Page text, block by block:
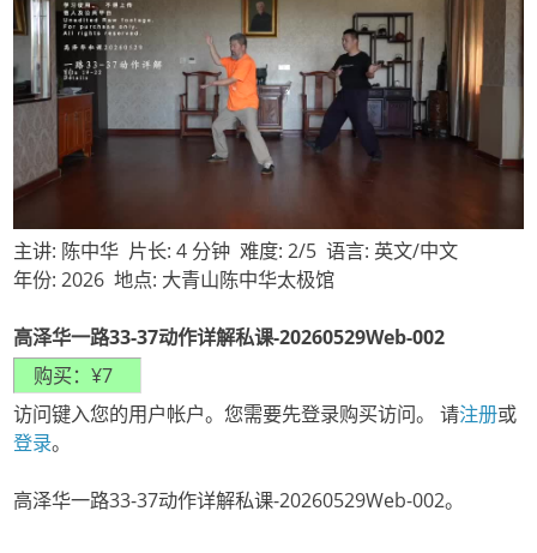
主讲: 陈中华 片长: 4 分钟 难度: 2/5 语言: 英文/中文
年份: 2026 地点: 大青山陈中华太极馆
高泽华一路33-37动作详解私课-20260529Web-002
访问键入您的用户帐户。您需要先登录购买访问。 请注册或
登录。
高泽华一路33-37动作详解私课-20260529Web-002。